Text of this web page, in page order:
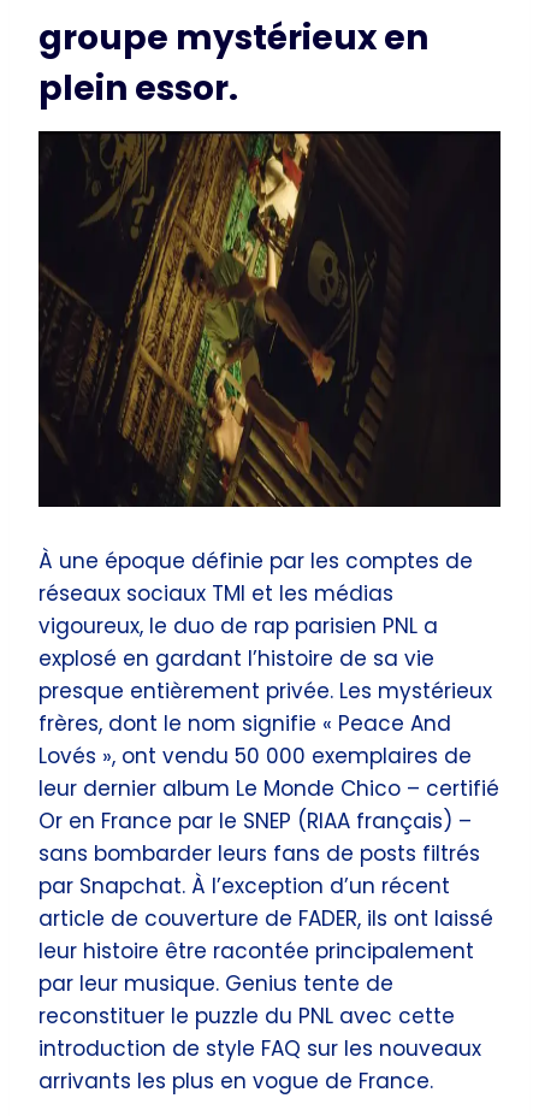
groupe mystérieux en
plein essor.
À une époque définie par les comptes de
réseaux sociaux TMI et les médias
vigoureux, le duo de rap parisien PNL a
explosé en gardant l’histoire de sa vie
presque entièrement privée. Les mystérieux
frères, dont le nom signifie « Peace And
Lovés », ont vendu 50 000 exemplaires de
leur dernier album Le Monde Chico – certifié
Or en France par le SNEP (RIAA français) –
sans bombarder leurs fans de posts filtrés
par Snapchat. À l’exception d’un récent
article de couverture de FADER, ils ont laissé
leur histoire être racontée principalement
par leur musique. Genius tente de
reconstituer le puzzle du PNL avec cette
introduction de style FAQ sur les nouveaux
arrivants les plus en vogue de France.